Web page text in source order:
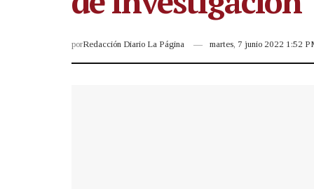
porRedacción Diario La Página martes, 7 junio 2022 1:52